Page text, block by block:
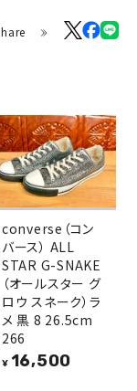
converse（コン
バース） ALL
STAR G-SNAKE
（オールスター グ
ロウ スネーク）ラ
メ 黒 8 26.5cm
266
¥ 16,500